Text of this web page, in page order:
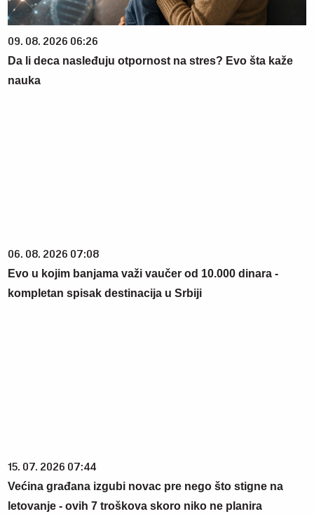
09. 08. 2026 06:26
Da li deca nasleđuju otpornost na stres? Evo šta kaže
nauka
06. 08. 2026 07:08
Evo u kojim banjama važi vaučer od 10.000 dinara -
kompletan spisak destinacija u Srbiji
15. 07. 2026 07:44
Većina građana izgubi novac pre nego što stigne na
letovanje - ovih 7 troškova skoro niko ne planira